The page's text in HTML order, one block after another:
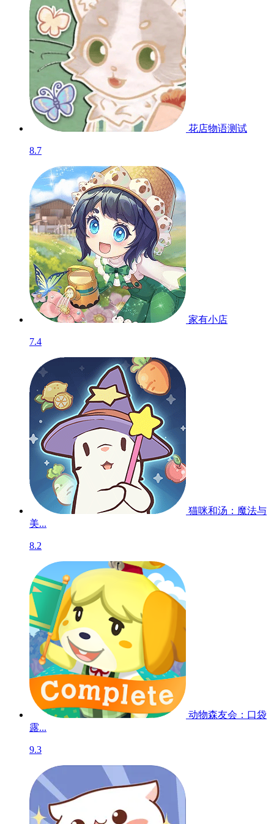
花店物语测试
8.7
家有小店
7.4
猫咪和汤：魔法与
美...
8.2
动物森友会：口袋
露...
9.3